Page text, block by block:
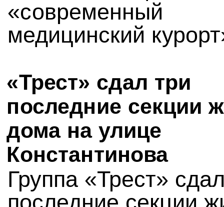
«современный
медицинский
«Трест» сдал три
последние секции
дома на улице
Константинова
Группа «Трест»